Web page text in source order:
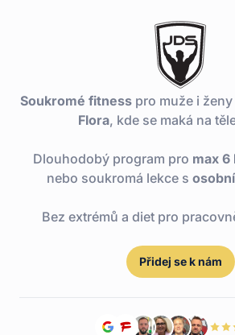
Soukromé fitnesspro muže i
Flora, kde se maká na
Dlouhodobý program pro max 6
nebo soukromá lekce s
Bez extrémů a diet pro
Přidej se k nám